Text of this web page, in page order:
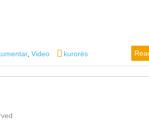
,Video Tags
kurorës